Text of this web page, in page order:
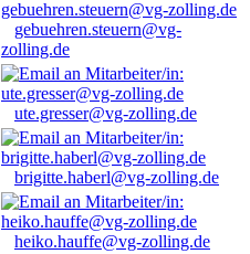
gebuehren.steuern@vg-
zolling.de
ute.gresser@vg-zolling.de
brigitte.haberl@vg-zolling.de
heiko.hauffe@vg-zolling.de